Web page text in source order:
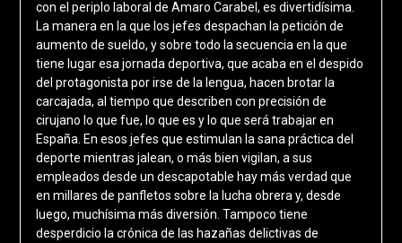
con el periplo laboral de Amaro Carabel, es divertidísima.
La manera en la que los jefes despachan la petición de
aumento de sueldo, y sobre todo la secuencia en la que
tiene lugar esa jornada deportiva, que acaba en el despido
del protagonista por irse de la lengua, hacen brotar la
carcajada, al tiempo que describen con precisión de
cirujano lo que fue, lo que es y lo que será trabajar en
España. En esos jefes que estimulan la sana práctica del
deporte mientras jalean, o más bien vigilan, a sus
empleados desde un descapotable hay más verdad que
en millares de panfletos sobre la lucha obrera y, desde
luego, muchísima más diversión. Tampoco tiene
desperdicio la crónica de las hazañas delictivas de